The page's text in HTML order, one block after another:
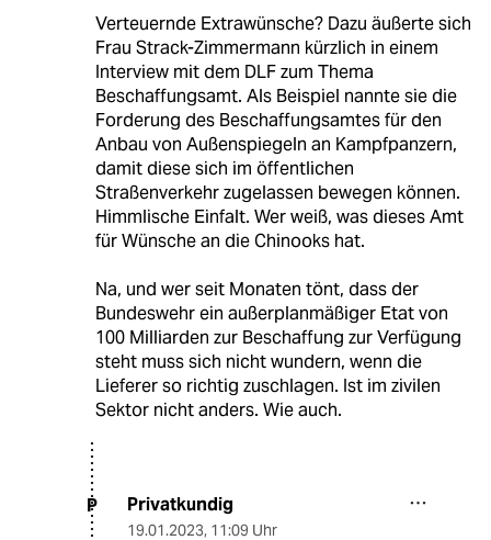
Verteuernde Extrawünsche? Dazu äußerte sich
Frau Strack-Zimmermann kürzlich in einem
Interview mit dem DLF zum Thema
Beschaffungsamt. Als Beispiel nannte sie die
Forderung des Beschaffungsamtes für den
Anbau von Außenspiegeln an Kampfpanzern,
damit diese sich im öffentlichen
Straßenverkehr zugelassen bewegen können.
Himmlische Einfalt. Wer weiß, was dieses Amt
für Wünsche an die Chinooks hat.
Na, und wer seit Monaten tönt, dass der
Bundeswehr ein außerplanmäßiger Etat von
100 Milliarden zur Beschaffung zur Verfügung
steht muss sich nicht wundern, wenn die
Lieferer so richtig zuschlagen. Ist im zivilen
Sektor nicht anders. Wie auch.
P Privatkundig
19.01.2023, 11:09 Uhr